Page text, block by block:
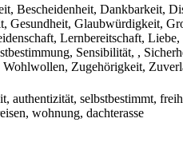
Bescheidenheit, Dankbarkeit,
Glaubwürdigkeit,
Lernbereitschaft,
Sensibilität, ,
Wohlwollen, Zugehörigkeit,
authentizität, selbstbestimmt,
wohnung, dachterasse